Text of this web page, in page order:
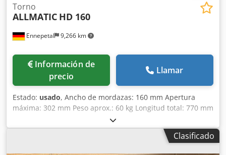
Ennepetal 9,266 km
Torno
ALLMATIC HD 160
Información de
precio
Llamar
Estado: usado, Ancho de mordazas: 160 mm Apertura
máxima: 302 mm Peso aprox.: 60 kg Longitud total: 770 mm
Apertura S1/mm: 0-152 Apertura S2/mm (ajustable
mediante pasador): 147-302 Niveles de fuerza de sujeción:
4 Fuerza máxima de sujeción en kN: 60 Ejecución:Clasificado